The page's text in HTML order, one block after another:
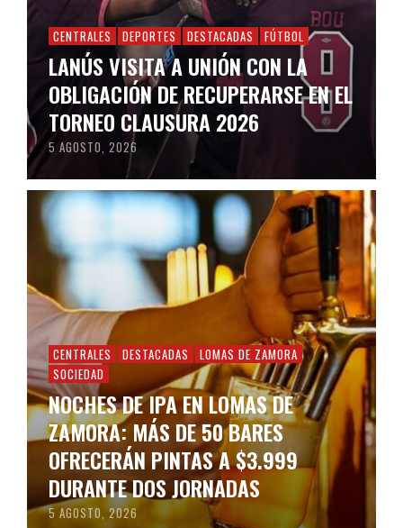
CENTRALES DEPORTES DESTACADAS FÚTBOL
LANÚS VISITA A UNIÓN CON LA
OBLIGACIÓN DE RECUPERARSE EN EL
TORNEO CLAUSURA 2026
5 AGOSTO, 2026
CENTRALES DESTACADAS
LOMAS DE ZAMORA
SOCIEDAD
NOCHES DE IPA EN LOMAS DE
ZAMORA: MÁS DE 50 BARES
OFRECERÁN PINTAS A $3.999
DURANTE DOS JORNADAS
5 AGOSTO, 2026